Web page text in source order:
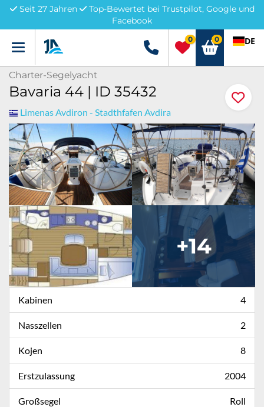
Seit 27 Jahren
Top-Bewertet bei Trustpilot, Google und
Facebook
Menü +49 5741 3222690
0 0 DE
Charter-Segelyacht
Bavaria 44 | ID 35432
Limenas Avdiron - Stadthfafen Avdira
+14
Kabinen 4
Nasszellen 2
Kojen 8
Erstzulassung 2004
Großsegel Roll